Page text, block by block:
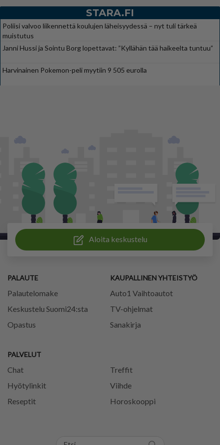
STARA.FI
Poliisi valvoo liikennettä koulujen läheisyydessä – nyt tuli tärkeä
muistutus
Janni Hussi ja Sointu Borg lopettavat: ”Kyllähän tää haikeelta tuntuu”
Harvinainen Pokemon-peli myytiin 9 505 eurolla
Aloita keskustelu
PALAUTE
Palautelomake
Keskustelu Suomi24:sta
Opastus
PALVELUT
Chat
Treffit
Hyötylinkit
Viihde
Reseptit
Horoskooppi
KAUPALLINEN YHTEISTYÖ
Auto1 Vaihtoautot
TV-ohjelmat
Sanakirja